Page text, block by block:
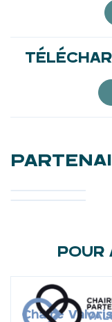
POUR
Chaire